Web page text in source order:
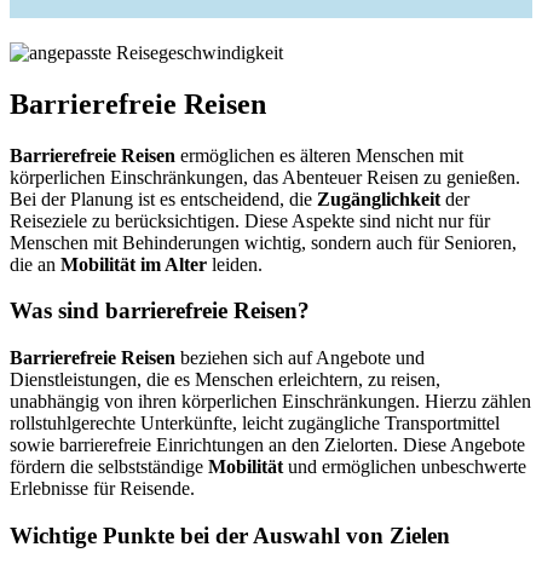
Barrierefreie Reisen
Barrierefreie Reisen ermöglichen es älteren Menschen mit
körperlichen Einschränkungen, das Abenteuer Reisen zu genießen.
Bei der Planung ist es entscheidend, die Zugänglichkeit der
Reiseziele zu berücksichtigen. Diese Aspekte sind nicht nur für
Menschen mit Behinderungen wichtig, sondern auch für Senioren,
die an Mobilität im Alter leiden.
Was sind barrierefreie Reisen?
Barrierefreie Reisen beziehen sich auf Angebote und
Dienstleistungen, die es Menschen erleichtern, zu reisen,
unabhängig von ihren körperlichen Einschränkungen. Hierzu zählen
rollstuhlgerechte Unterkünfte, leicht zugängliche Transportmittel
sowie barrierefreie Einrichtungen an den Zielorten. Diese Angebote
fördern die selbstständige Mobilität und ermöglichen unbeschwerte
Erlebnisse für Reisende.
Wichtige Punkte bei der Auswahl von Zielen